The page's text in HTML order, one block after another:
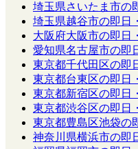
埼玉県さいたま市の
埼玉県越谷市の即日
大阪府大阪市の即日
愛知県名古屋市の即
東京都千代田区の即
東京都台東区の即日
東京都新宿区の即日
東京都渋谷区の即日
東京都豊島区池袋の
神奈川県横浜市の即